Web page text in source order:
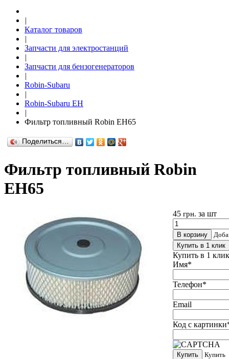
|
Каталог товаров
|
Запчасти для электростанций
|
Запчасти для бензогенераторов
|
Robin-Subaru
|
Robin-Subaru EH
|
Фильтр топливный Robin EH65
Поделиться…
Фильтр топливный Robin
EH65
45 грн. за шт
В корзину
Купить в 1 клик
Купить в 1 клик
Имя*
Телефон*
Email
Код с картинки
Купить Купить